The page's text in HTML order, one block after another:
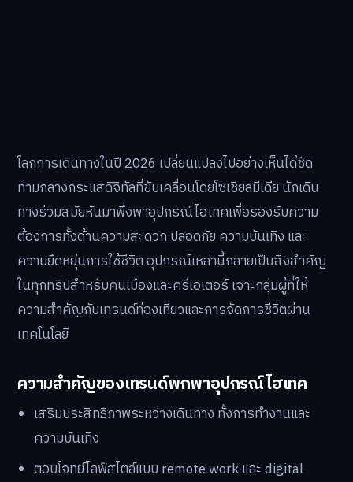
โลกการเดินทางในปี 2026 เปลี่ยนแปลงไปอย่างเห็นได้ชัด
ท่ามกลางกระแสดิจิทัลที่ขับเคลื่อนโดยโซเชียลมีเดีย นักเดิน
ทางร่วมสมัยหันมาพึ่งพาอุปกรณ์ไฮเทคเพื่อรองรับความ
ต้องการทั้งด้านความสะดวก ปลอดภัย ความบันเทิง และ
ความยืดหยุ่นการใช้ชีวิต อุปกรณ์เหล่านี้กลายเป็นสิ่งสำคัญ
ในทุกทริปสำหรับคนเมืองและครีเอเตอร์ เจาะกลุ่มผู้ที่ให้
ความสำคัญกับเทรนด์ท่องเที่ยวและการจัดการชีวิตผ่าน
เทคโนโลยี
ความสำคัญของเทรนด์พกพาอุปกรณ์ไฮเทค
เสริมประสิทธิภาพระหว่างเดินทาง ทั้งการทำงานและ
ความบันเทิง
ตอบโจทย์ไลฟ์สไตล์แบบ remote work และ digital